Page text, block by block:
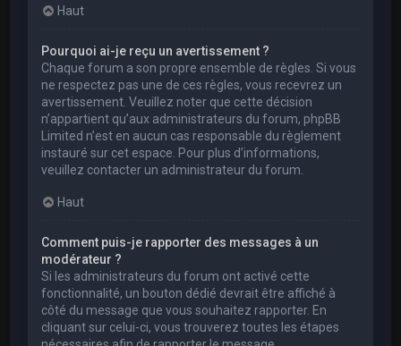
Haut
Pourquoi ai-je reçu un avertissement ?
Chaque forum a son propre ensemble de règles. Si vous
ne respectez pas une de ces règles, vous recevrez un
avertissement. Veuillez noter que cette décision
n’appartient qu’aux administrateurs du forum, phpBB
Limited n’est en aucun cas responsable du règlement
instauré sur cet espace. Pour plus d’informations,
veuillez contacter un administrateur du forum.
Haut
Comment puis-je rapporter des messages à un
modérateur ?
Si les administrateurs du forum ont activé cette
fonctionnalité, un bouton dédié devrait être affiché à
côté du message que vous souhaitez rapporter. En
cliquant sur celui-ci, vous trouverez toutes les étapes